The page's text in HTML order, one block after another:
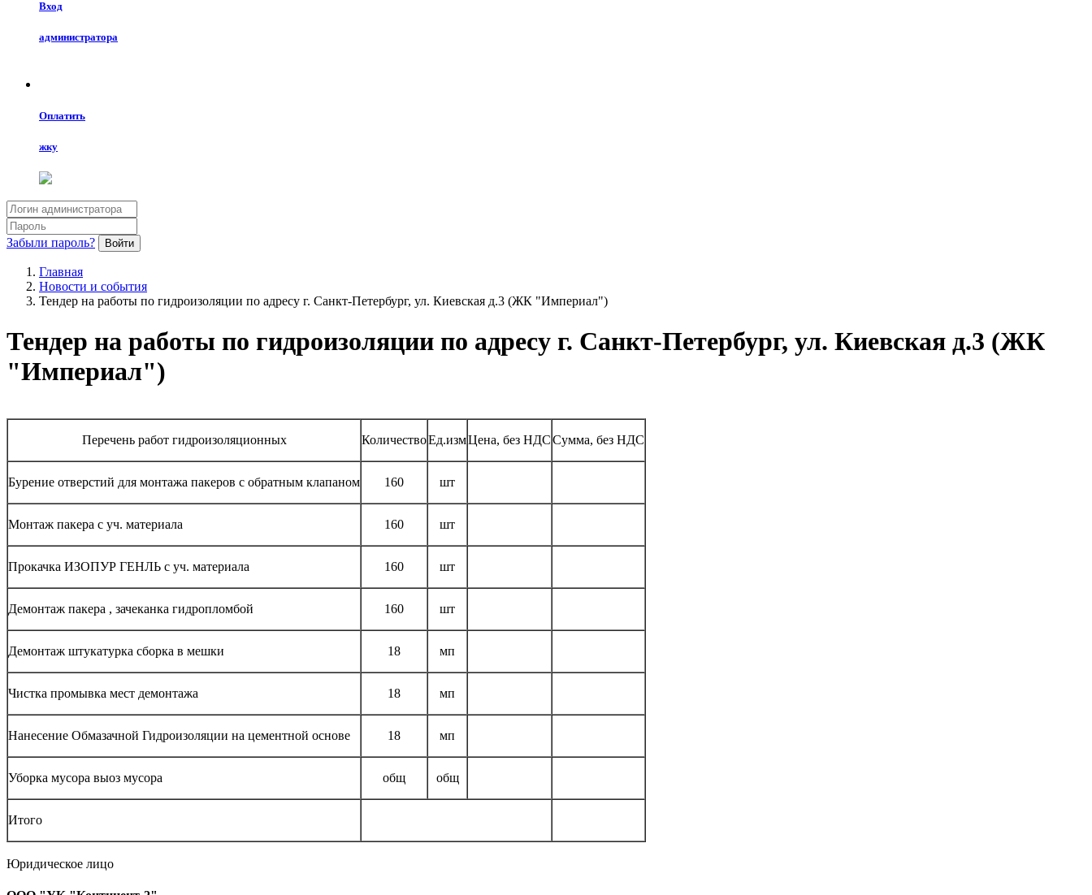
Вход
администратора
Оплатить
жку
Забыли пароль? Войти
Главная
Новости и события
Тендер на работы по гидроизоляции по адресу г. Санкт-Петербург, ул. Киевская д.3 (ЖК "Империал")
Тендер на работы по гидроизоляции по адресу г. Санкт-Петербург, ул. Киевская д.3 (ЖК
"Империал")
Перечень работ гидроизоляционных КоличествоЕд.измЦена, без НДССумма, без НДС
Бурение отверстий для монтажа пакеров с обратным клапаном 160 шт
Монтаж пакера с уч. материала 160 шт
Прокачка ИЗОПУР ГЕНЛЬ с уч. материала 160 шт
Демонтаж пакера , зачеканка гидропломбой 160 шт
Демонтаж штукатурка сборка в мешки 18 мп
Чистка промывка мест демонтажа 18 мп
Нанесение Обмазачной Гидроизоляции на цементной основе 18 мп
Уборка мусора выоз мусора общ общ
Итого
Юридическое лицо